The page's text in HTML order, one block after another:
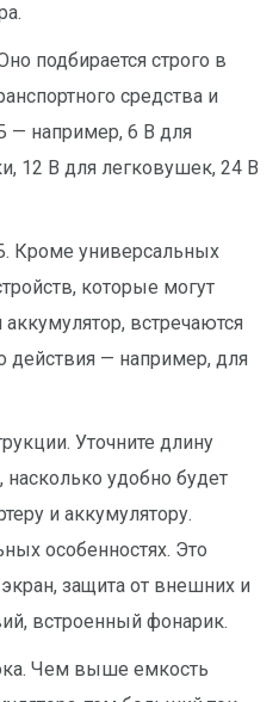
подбирается строго в
средства и
— например, 6 В для
12 В для легковушек, 24 В
Кроме универсальных
которые могут
встречаются
действия — например, для
Уточните длину
насколько удобно будет
и аккумулятору.
особенностях. Это
защита от внешних и
встроенный фонарик.
Чем выше емкость